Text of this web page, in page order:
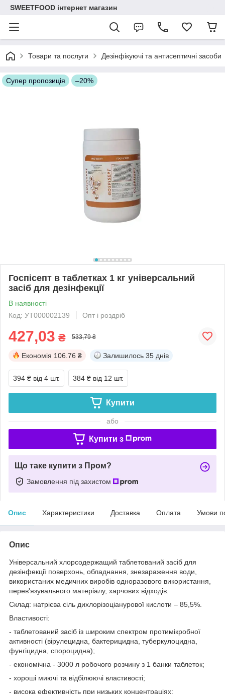
SWEETFOOD інтернет магазин
Товари та послуги Дезінфікуючі та антисептичні засоби
Супер пропозиція –20%
Госпісепт в таблетках 1 кг універсальний
засіб для дезінфекції
В наявності
Код: УТ000002139
Опт і роздріб
427,03 ₴ 533,79 ₴
Економія 106.76 ₴ Залишилось 35 днів
394 ₴ від 4 шт. 384 ₴ від 12 шт.
Купити
або
Купити з
Що таке купити з Пром?
Замовлення під захистом
Опис Характеристики Доставка Оплата Умови
Опис
Універсальний хлорсодержащий таблетований засіб для
дезінфекції поверхонь, обладнання, знезараження води,
використаних медичних виробів одноразового використання,
перев'язувального матеріалу, харчових відходів.
Склад: натрієва сіль дихлорізоціанурової кислоти – 85,5%.
Властивості:
- таблетований засіб із широким спектром протимікробної
активності (вірулецидна, бактерицидна, туберкулоцидна,
фунгіцидна, спороцидна);
- економічна - 3000 л робочого розчину з 1 банки таблеток;
- хороші миючі та відбілюючі властивості;
- висока ефективність при низьких концентраціях;